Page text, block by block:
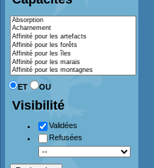
ET OU
Visibilité
Validées
Refusées